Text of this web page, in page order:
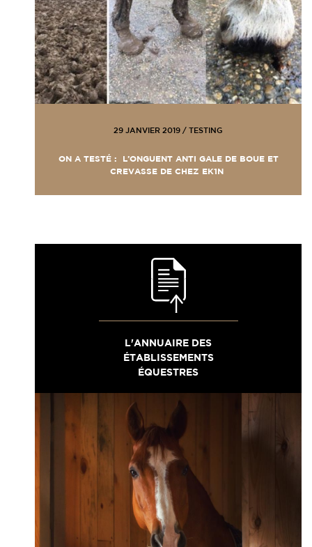
29 JANVIER 2019 / TESTING
ON A TESTÉ : L’ONGUENT ANTI GALE DE BOUE ET
CREVASSE DE CHEZ EK1N
L'ANNUAIRE DES
ÉTABLISSEMENTS
ÉQUESTRES